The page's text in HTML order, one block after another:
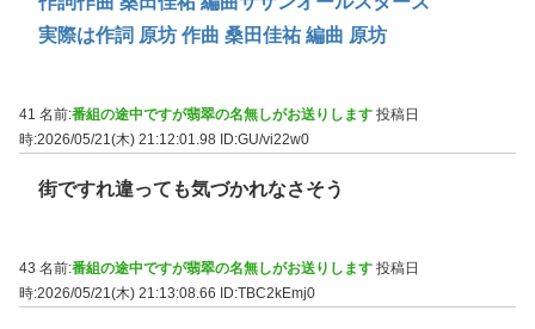
実際は作詞 原坊 作曲 桑田佳祐 編曲 原坊
41 名前:番組の途中ですが翡翠の名無しがお送りします 投稿日
時:2026/05/21(木) 21:12:01.98 ID:GU/vi22w0
街ですれ違っても気づかれなさそう
43 名前:番組の途中ですが翡翠の名無しがお送りします 投稿日
時:2026/05/21(木) 21:13:08.66 ID:TBC2kEmj0